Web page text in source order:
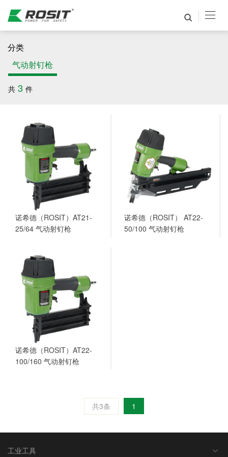
分类
气动射钉枪
共 3 件
诺希德（ROSIT）AT21-
25/64 气动射钉枪
诺希德（ROSIT） AT22-
50/100 气动射钉枪
诺希德（ROSIT）AT22-
100/160 气动射钉枪
共3条 1
工业工具